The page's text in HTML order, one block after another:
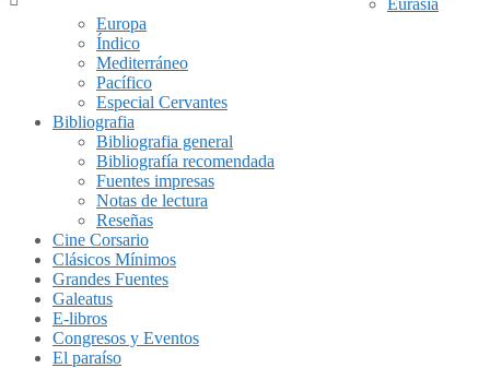
Eurasia
Europa
Índico
Mediterráneo
Pacífico
Especial Cervantes
Bibliografia
Bibliografia general
Bibliografía recomendada
Fuentes impresas
Notas de lectura
Reseñas
Cine Corsario
Clásicos Mínimos
Grandes Fuentes
Galeatus
E-libros
Congresos y Eventos
El paraíso